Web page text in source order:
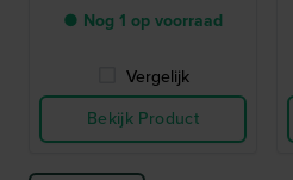
● Nog 1 op voorraad
Vergelijk
Bekijk Product